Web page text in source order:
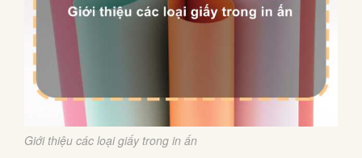
Giới thiệu các loại giấy trong in ấn